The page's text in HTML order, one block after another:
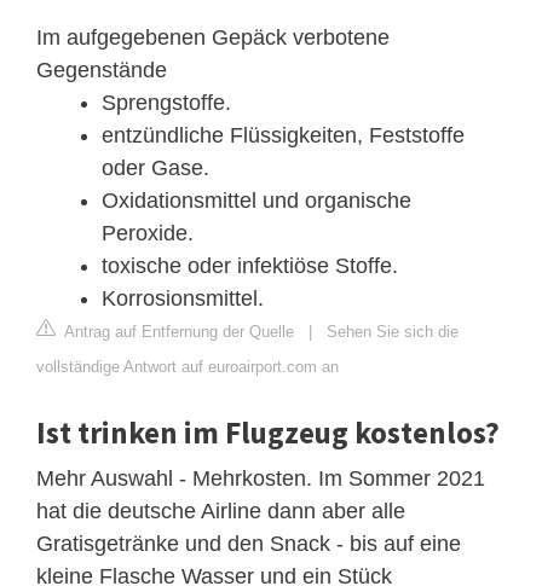
Im aufgegebenen Gepäck verbotene
Gegenstände
Sprengstoffe.
entzündliche Flüssigkeiten, Feststoffe
oder Gase.
Oxidationsmittel und organische
Peroxide.
toxische oder infektiöse Stoffe.
Korrosionsmittel.
Antrag auf Entfernung der Quelle | Sehen Sie sich die
vollständige Antwort auf euroairport.com an
Ist trinken im Flugzeug kostenlos?
Mehr Auswahl - Mehrkosten. Im Sommer 2021
hat die deutsche Airline dann aber alle
Gratisgetränke und den Snack - bis auf eine
kleine Flasche Wasser und ein Stück